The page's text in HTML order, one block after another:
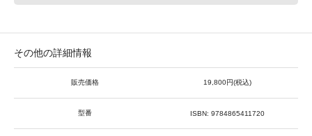
その他の詳細情報
販売価格 19,800円(税込)
型番 ISBN: 9784865411720